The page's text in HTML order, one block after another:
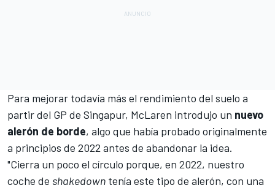
Para mejorar todavía más el rendimiento del suelo a
partir del GP de Singapur, McLaren introdujo un nuevo
alerón de borde, algo que había probado originalmente
a principios de 2022 antes de abandonar la idea.
"Cierra un poco el círculo porque, en 2022, nuestro
coche de shakedown tenía este tipo de alerón, con una